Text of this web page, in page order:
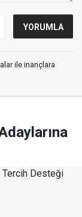
ile inançlara